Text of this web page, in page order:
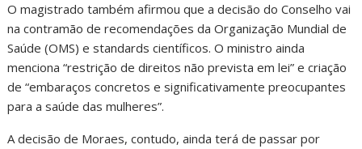
O magistrado também afirmou que a decisão do Conselho vai
na contramão de recomendações da Organização Mundial de
Saúde (OMS) e standards científicos. O ministro ainda
menciona “restrição de direitos não prevista em lei” e criação
de “embaraços concretos e significativamente preocupantes
para a saúde das mulheres”.
A decisão de Moraes, contudo, ainda terá de passar por